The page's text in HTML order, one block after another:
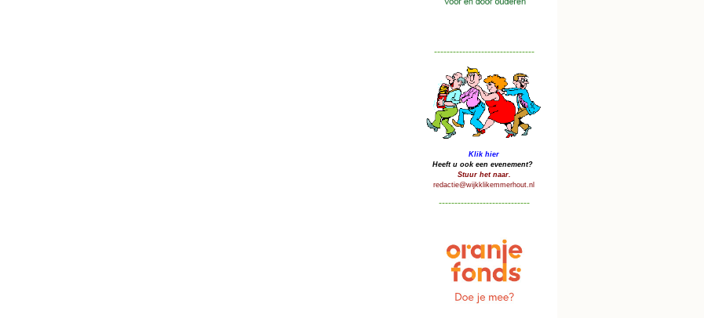
--------------------------------
Klik hier
Heeft u ook een evenement?
Stuur het naar.
redactie@wijkklikemmerhout.nl
-----------------------------